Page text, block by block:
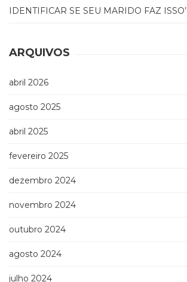
IDENTIFICAR SE SEU MARIDO FAZ ISSO’
ARQUIVOS
abril 2026
agosto 2025
abril 2025
fevereiro 2025
dezembro 2024
novembro 2024
outubro 2024
agosto 2024
julho 2024